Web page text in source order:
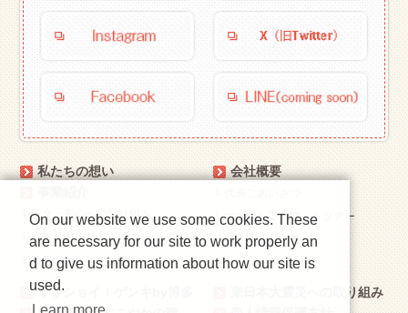
私たちの想い
安全・安心への取り組み
私たちの活動
お客様と私たち
会社概要
└ すこやか工房フォトツアー
オッショイ！ゲンキby博多
東日本大震災への取り組み
On our website we use some cookies. These
are necessary for our site to work properly an
d to give us information about how our site is
used.